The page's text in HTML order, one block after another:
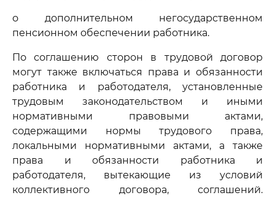
о дополнительном негосударственном
пенсионном обеспечении работника.
По соглашению сторон в трудовой договор
могут также включаться права и обязанности
работника и работодателя, установленные
трудовым законодательством и иными
нормативными правовыми актами,
содержащими нормы трудового права,
локальными нормативными актами, а также
права и обязанности работника и
работодателя, вытекающие из условий
коллективного договора, соглашений.